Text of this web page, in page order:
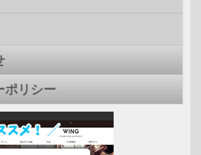
ポリシー